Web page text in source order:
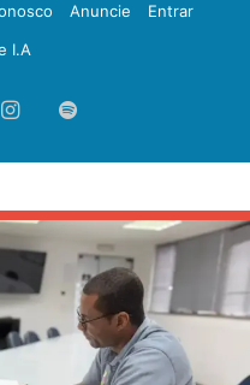
Anuncie
Entrar
I.A
Instagram
Spotify